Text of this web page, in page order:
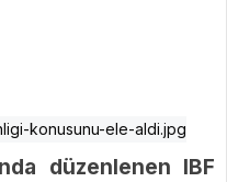
düzenlenen IBF